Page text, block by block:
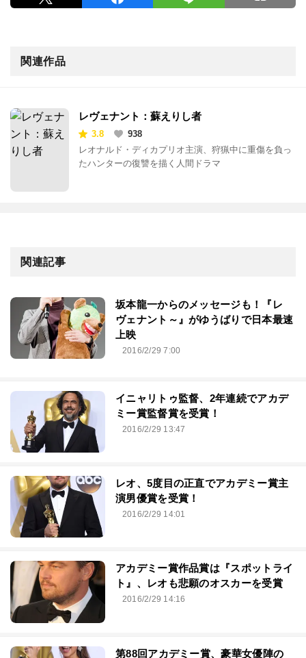
関連作品
レヴェナント：蘇えりし者
3.8
938
レオナルド・ディカプリオ主演、狩猟中に重傷を負っ
たハンターの復讐を描く人間ドラマ
関連記事
坂本龍一からのメッセージも！『レ
ヴェナント～』がゆうばりで日本最速
上映
2016/2/29 7:00
イニャリトゥ監督、2年連続でアカデ
ミー賞監督賞を受賞！
2016/2/29 13:47
レオ、5度目の正直でアカデミー賞主
演男優賞を受賞！
2016/2/29 14:01
アカデミー賞作品賞は『スポットライ
ト』、レオも悲願のオスカーを受賞
2016/2/29 14:16
第88回アカデミー賞、豪華女優陣の